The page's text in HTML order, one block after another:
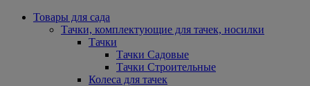
Товары для сада
Тачки, комплектующие для тачек, носилки
Тачки
Тачки Садовые
Тачки Строительные
Колеса для тачек